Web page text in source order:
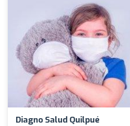
Diagno Salud Quilpué